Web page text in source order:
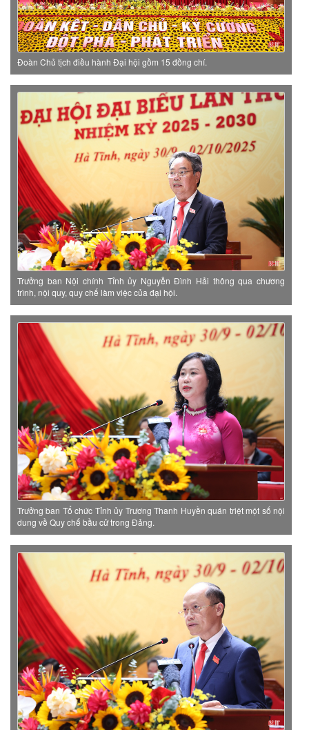
Đoàn Chủ tịch điều hành Đại hội gồm 15 đồng chí.
Trưởng ban Nội chính Tỉnh ủy Nguyễn Đình Hải thông qua chương
trình, nội quy, quy chế làm việc của đại hội.
Trưởng ban Tổ chức Tỉnh ủy Trương Thanh Huyền quán triệt một số nội
dung về Quy chế bầu cử trong Đảng.